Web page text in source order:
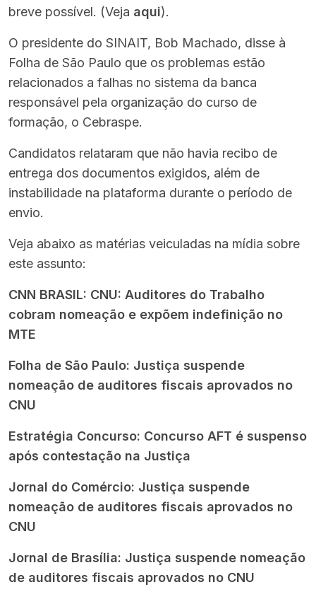
breve possível. (Veja aqui).
O presidente do SINAIT, Bob Machado, disse à
Folha de São Paulo que os problemas estão
relacionados a falhas no sistema da banca
responsável pela organização do curso de
formação, o Cebraspe.
Candidatos relataram que não havia recibo de
entrega dos documentos exigidos, além de
instabilidade na plataforma durante o período de
envio.
Veja abaixo as matérias veiculadas na mídia sobre
este assunto:
CNN BRASIL: CNU: Auditores do Trabalho
cobram nomeação e expõem indefinição no
MTE
Folha de São Paulo: Justiça suspende
nomeação de auditores fiscais aprovados no
CNU
Estratégia Concurso: Concurso AFT é suspenso
após contestação na Justiça
Jornal do Comércio: Justiça suspende
nomeação de auditores fiscais aprovados no
CNU
Jornal de Brasília: Justiça suspende nomeação
de auditores fiscais aprovados no CNU